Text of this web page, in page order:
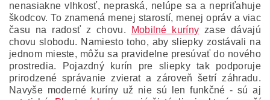
nenasiakne vlhkosť, nepraská, nelúpe sa a nepriťahuje
škodcov. To znamená menej starostí, menej opráv a viac
času na radosť z chovu.
Mobilné kuríny zase dávajú
chovu slobodu. Namiesto toho, aby sliepky zostávali na
jednom mieste, môžu sa pravidelne presúvať do nového
prostredia. Pojazdný kurín pre sliepky tak podporuje
prirodzené správanie zvierat a zároveň šetrí záhradu.
Navyše moderné kuríny už nie sú len funkčné - sú aj